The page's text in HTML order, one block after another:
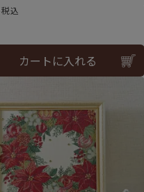
税込
カートに入れる